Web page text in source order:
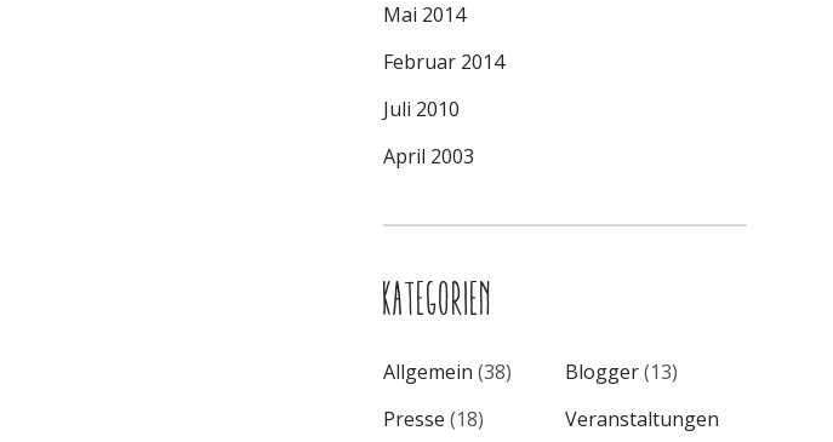
Mai 2014
Februar 2014
Juli 2010
April 2003
KATEGORIEN
Allgemein (38) Blogger(13)
Presse (18)
Veranstaltungen